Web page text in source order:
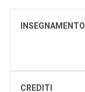
INSEGNAMENTO
CREDITI